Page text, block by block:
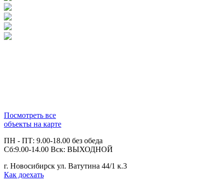
Посмотреть все
объекты на карте
ПН - ПТ: 9.00-18.00 без обеда
Сб:9.00-14.00 Вск: ВЫХОДНОЙ
г. Новосибирск ул. Ватутина 44/1 к.3
Как доехать